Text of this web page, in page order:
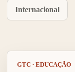
Internacional
GTC · EDUCAÇÃO